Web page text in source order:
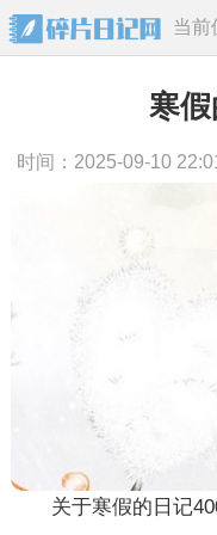
当前
记
寒
时间：2025-09-10
关于寒假的日记